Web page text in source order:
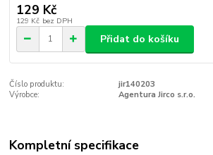
129 Kč
129 Kč bez DPH
Přidat do košíku
Číslo produktu:
jir140203
Výrobce:
Agentura Jirco s.r.o.
Kompletní specifikace